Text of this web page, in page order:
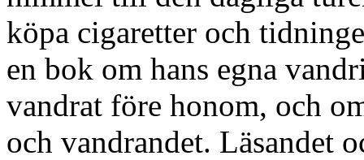
köpa cigaretter och
en bok om hans egna
vandrat före honom, och
och vandrandet. Läsandet